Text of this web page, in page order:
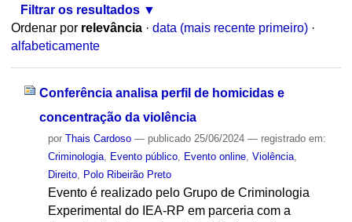
Filtrar os resultados
Ordenar por relevância · data (mais recente primeiro) ·
alfabeticamente
Conferência analisa perfil de homicidas e
concentração da violência
por Thais Cardoso — publicado25/06/2024 — registrado em:
Criminologia, Evento público, Evento online, Violência,
Direito, Polo Ribeirão Preto
Evento é realizado pelo Grupo de Criminologia
Experimental do IEA-RP em parceria com a